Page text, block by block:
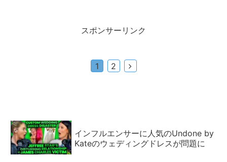
スポンサーリンク
1 2
次
インフルエンサーに人気のUndone by
Kateのウェディングドレスが問題に